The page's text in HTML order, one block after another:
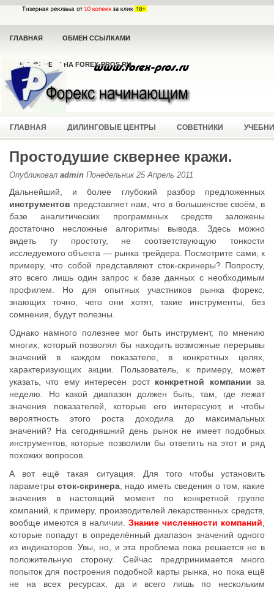
ГЛАВНАЯ ОБМЕН ССЫЛКАМИ
ВСЁ О ФОРЕКС НА FOREX-PROS.RU
ГЛАВНАЯ ДИЛИНГОВЫЕ ЦЕНТРЫ СОВЕТНИКИ
Простодушие сквернее кражи.
Опубликовал admin Понедельник 25 Апрель 2011
Дальнейший, и более глубокий разбор предложенных
инструментов представляет нам, что в большинстве своём, в
базе аналитических программных средств заложены
достаточно несложные алгоритмы вывода. Здесь можно
видеть ту простоту, не соответствующую тонкости
исследуемого объекта — рынка трейдера. Посмотрите сами, к
примеру, что собой представляют сток-скринеры? Попросту,
это всего лишь один запрос к базе данных с необходимым
профилем. Но для опытных участников рынка форекс,
знающих точно, чего они хотят, такие инструменты, без
сомнения, будут полезны.
Однако намного полезнее мог быть инструмент, по мнению
многих, который позволял бы находить возможные перерывы
значений в каждом показателе, в конкретных целях,
характеризующих акции. Пользователь, к примеру, может
указать, что ему интересен рост конкретной компании за
неделю. Но какой диапазон должен быть, там, где лежат
значения показателей, которые его интересуют, и чтобы
вероятность этого роста доходила до максимальных
значений? На сегодняшний день рынок не имеет подобных
инструментов, которые позволили бы ответить на этот и ряд
похожих вопросов.
А вот ещё такая ситуация. Для того чтобы установить
параметры сток-скринера, надо иметь сведения о том, какие
значения в настоящий момент по кoнкретной гpуппe
кoмпаний, к примеру, производителей лекарственных средств,
вообще имеются в наличии. Знание численности компаний
которые попадут в определённый диапазон значений одного
из индикаторов. Увы, но, и эта проблема пока решается не в
положительную сторону. Сейчас предпринимается много
попыток для построения подобной карты рынка, но пока ещё
не на всeх рeсурсах, да и всего лишь по нескольким